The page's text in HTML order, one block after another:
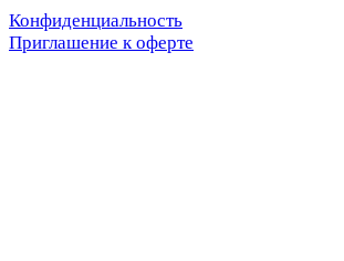
Конфиденциальность
Приглашение к оферте